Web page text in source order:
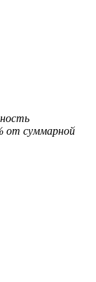
от суммарной